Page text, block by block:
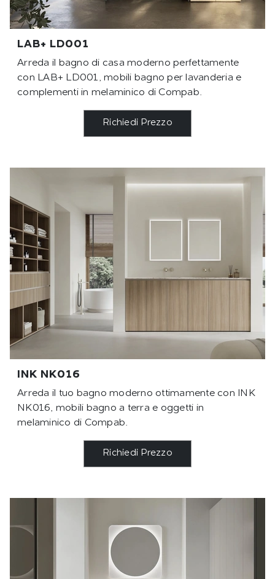
LAB+ LD001
Arreda il bagno di casa moderno perfettamente
con LAB+ LD001, mobili bagno per lavanderia e
complementi in melaminico di Compab.
Richiedi Prezzo
INK NK016
Arreda il tuo bagno moderno ottimamente con INK
NK016, mobili bagno a terra e oggetti in
melaminico di Compab.
Richiedi Prezzo